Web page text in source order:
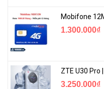
1.300.000₫
3.250.000₫